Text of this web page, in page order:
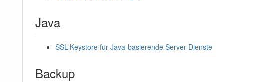
Java
SSL-Keystore für Java-basierende Server-Dienste
Backup